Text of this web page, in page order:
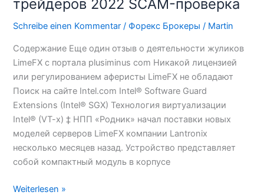
трейдеров 2022 SCAM-проверка
Schreibe einen Kommentar / Форекс Брокеры / Martin
Содержание Еще один отзыв о деятельности жуликов
LimeFX с портала plusiminus com Никакой лицензией
или регулированием аферисты LimeFX не обладают
Поиск на сайте Intel.com Intel® Software Guard
Extensions (Intel® SGX) Технология виртуализации
Intel® (VT-x) ‡ НПП «Родник» начал поставки новых
моделей серверов LimeFX компании Lantronix
несколько месяцев назад. Устройство представляет
собой компактный модуль в корпусе
от
реальных
2022
проверка
Weiterlesen »